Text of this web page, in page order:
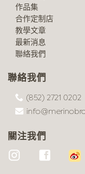
作品集
合作定制店
教學文章
最新消息
聯絡我們
聯絡我們
(852) 2721 0202
關注我們